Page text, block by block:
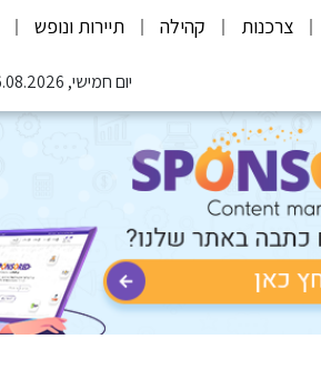
צרכנות קהילה תיירות ונופש
יום חמישי, 06.08.2026